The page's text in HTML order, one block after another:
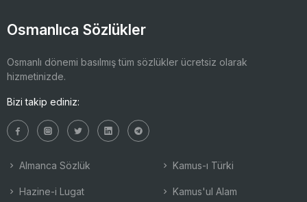
Osmanlıca Sözlükler
Osmanlı dönemi basılmış tüm sözlükler ücretsiz olarak
hizmetinizde.
Bizi takip ediniz:
Almanca Sözlük
Hazine-i Lugat
Kamus-ı Türki
Kamus'ul Alam